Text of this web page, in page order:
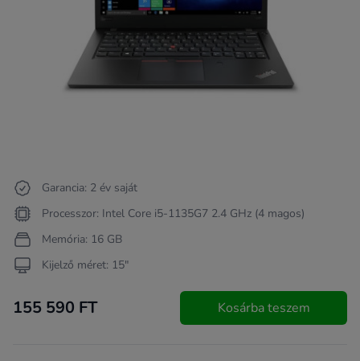
Garancia: 2 év saját
Processzor: Intel Core i5-1135G7 2.4 GHz (4 magos)
Memória: 16 GB
Kijelző méret: 15"
155 590 FT Kosárba teszem